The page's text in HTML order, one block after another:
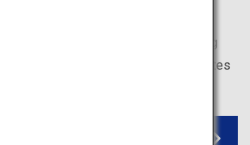
Kirschen, Erdbeeren, Äpfel,
Melden Sie sich für einen Ausflug
an und genießen Sie frisch geerntetes